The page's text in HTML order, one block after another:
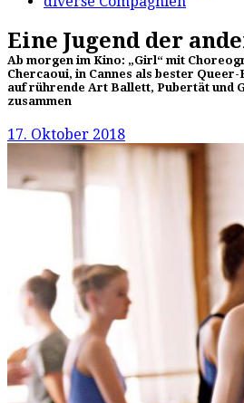
Eine Jugend der
Ab morgen im Kino: „Girl“ mit
Chercaoui, in Cannes als bester
auf rührende Art Ballett, Pubertät und
zusammen
17. Oktober 2018